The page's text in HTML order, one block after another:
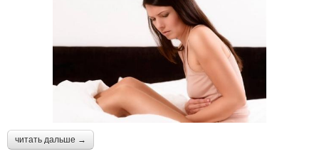
читать дальше →